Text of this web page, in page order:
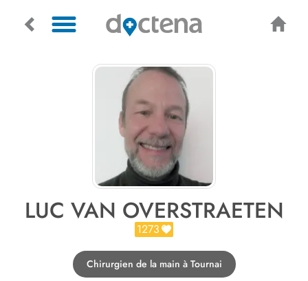
LUC VAN OVERSTRAETEN
1273
Chirurgien de la main à Tournai